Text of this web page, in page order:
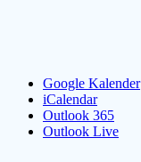
Google Kalender
iCalendar
Outlook 365
Outlook Live